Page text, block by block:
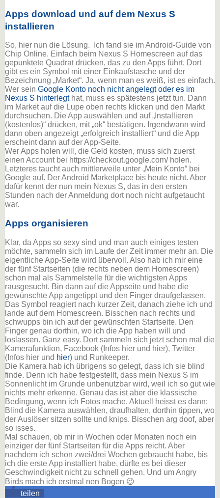
Apps download und auf dem Nexus S
installieren
So, hier nun die Lösung. Ich fand sie im Android-Guide von
Chip Online. Einfach beim Nexus S Homescreen auf das
gepunktete Quadrat drücken, das zu den Apps führt. Dort
gibt es ein Symbol mit einer Einkaufstasche und der
Bezeichnung „Market“. Ja, wenn man es weiß, ist es einfach.
Wer sein Google Konto noch nicht angelegt oder es im
Nexus S hinterlegthat, muss es spätestens jetzt tun. Dann
im Market auf die Lupe oben rechts klicken und den Markt
durchsuchen. Die App auswählen und auf „Installieren
(kostenlos)“ drücken, mit „ok“ bestätigen. Irgendwann wird
dann oben angezeigt „erfolgreich installiert“ und die App
erscheint dann auf der App-Seite.
Wer Apps holen will, die Geld kosten, muss sich zuerst
einen Account bei https://checkout.google.com/ holen.
Letzteres taucht auch mittlerweile unter „Mein Konto“ bei
Google auf. Der Android Marketplace bis heute nicht. Aber
dafür kennt der nun mein Nexus S, das in den ersten
Stunden nach der Anmeldung dort noch nicht aufgetaucht
war.
Apps organisieren
Klar, da Apps so sexy sind und man auch einiges testen
möchte, sammeln sich im Laufe der Zeit immer mehr an. Die
eigentliche App-Seite wird übervoll. Also hab ich mir eine
der fünf Startseiten (die rechts neben dem Homescreen)
schon mal als Sammelstelle für die wichtigsten Apps
rausgesucht. Bin dann auf die Appseite und habe die
gewünschte App angetippt und den Finger draufgelassen.
Das Symbol reagiert nach kurzer Zeit, danach ziehe ich und
lande auf dem Homescreen. Bisschen nach rechts und
schwupps bin ich auf der gewünschten Startseite. Den
Finger genau dorthin, wo ich die App haben will und
loslassen. Ganz easy. Dort sammeln sich jetzt schon mal die
Kamerafunktion, Facebook (Infos hier und hier), Twitter
(Infos hier und hier) und Runkeeper.
Die Kamera hab ich übrigens so gelegt, dass ich sie blind
finde. Denn ich habe festgestellt, dass mein Nexus S im
Sonnenlicht im Grunde unbenutzbar wird, weil ich so gut wie
nichts mehr erkenne. Genau das ist aber die klassische
Bedingung, wenn ich Fotos mache. Aktuell heisst es dann:
Blind die Kamera auswählen, draufhalten, dorthin tippen, wo
der Auslöser sitzen sollte und knips. Bisschen arg doof, aber
so isses.
Mal schauen, ob mir in Wochen oder Monaten noch ein
einziger der fünf Startseiten für die Apps reicht. Aber
nachdem ich schon zwei/drei Wochen gebraucht habe, bis
ich die erste App installiert habe, dürfte es bei dieser
Geschwindigkeit nicht zu schnell gehen. Und um Angry
Birds mach ich erstmal nen Bogen 😉
teilen